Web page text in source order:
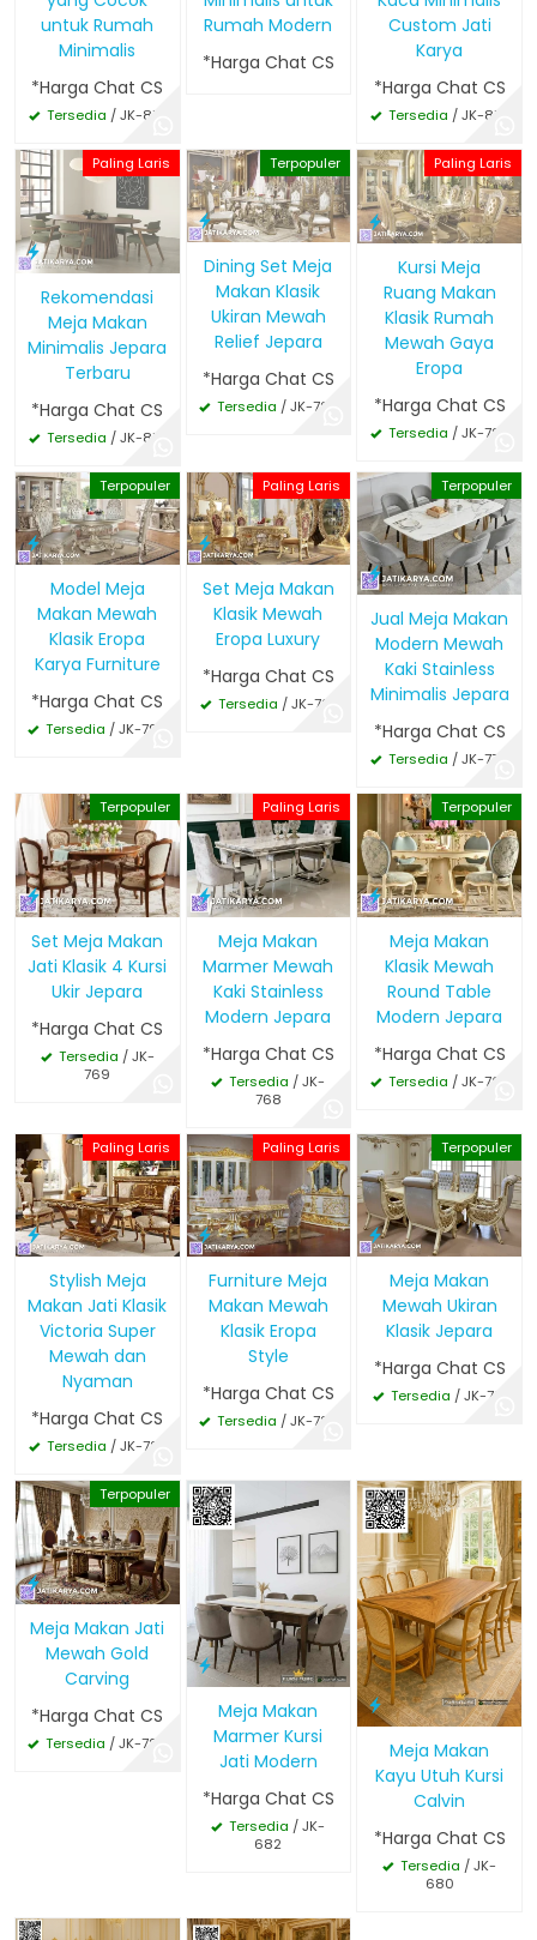
untuk Rumah
Minimalis
*Harga Chat CS
Tersedia / JK-818
Rumah Modern
*Harga Chat CS
Custom Jati
Karya
*Harga Chat CS
Tersedia / JK-816
Paling Laris
Rekomendasi
Meja Makan
Minimalis Jepara
Terbaru
*Harga Chat CS
Tersedia / JK-815
Terpopuler
Dining Set Meja
Makan Klasik
Ukiran Mewah
Relief Jepara
*Harga Chat CS
Tersedia / JK-794
Paling Laris
Kursi Meja
Ruang Makan
Klasik Rumah
Mewah Gaya
Eropa
*Harga Chat CS
Tersedia / JK-793
Terpopuler
Model Meja
Makan Mewah
Klasik Eropa
Karya Furniture
*Harga Chat CS
Tersedia / JK-792
Paling Laris
Set Meja Makan
Klasik Mewah
Eropa Luxury
*Harga Chat CS
Tersedia / JK-791
Terpopuler
Jual Meja Makan
Modern Mewah
Kaki Stainless
Minimalis Jepara
*Harga Chat CS
Tersedia / JK-770
Terpopuler
Set Meja Makan
Jati Klasik 4 Kursi
Ukir Jepara
*Harga Chat CS
Tersedia / JK-
769
Paling Laris
Meja Makan
Marmer Mewah
Kaki Stainless
Modern Jepara
*Harga Chat CS
Tersedia / JK-
768
Terpopuler
Meja Makan
Klasik Mewah
Round Table
Modern Jepara
*Harga Chat CS
Tersedia / JK-767
Paling Laris
Stylish Meja
Makan Jati Klasik
Victoria Super
Mewah dan
Nyaman
*Harga Chat CS
Tersedia / JK-723
Paling Laris
Furniture Meja
Makan Mewah
Klasik Eropa
Style
*Harga Chat CS
Tersedia / JK-722
Terpopuler
Meja Makan
Mewah Ukiran
Klasik Jepara
*Harga Chat CS
Tersedia / JK-721
Terpopuler
Meja Makan Jati
Mewah Gold
Carving
*Harga Chat CS
Tersedia / JK-720
Meja Makan
Marmer Kursi
Jati Modern
*Harga Chat CS
Tersedia / JK-
682
Meja Makan
Kayu Utuh Kursi
Calvin
*Harga Chat CS
Tersedia / JK-
680